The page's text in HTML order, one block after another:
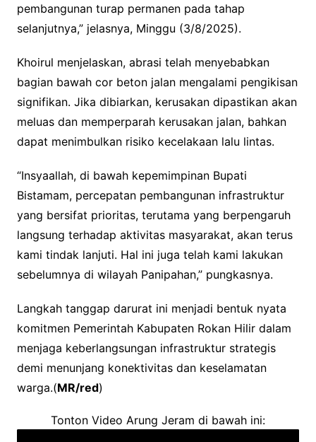
pembangunan turap permanen pada tahap
selanjutnya,” jelasnya, Minggu (3/8/2025).
Khoirul menjelaskan, abrasi telah menyebabkan
bagian bawah cor beton jalan mengalami pengikisan
signifikan. Jika dibiarkan, kerusakan dipastikan akan
meluas dan memperparah kerusakan jalan, bahkan
dapat menimbulkan risiko kecelakaan lalu lintas.
“Insyaallah, di bawah kepemimpinan Bupati
Bistamam, percepatan pembangunan infrastruktur
yang bersifat prioritas, terutama yang berpengaruh
langsung terhadap aktivitas masyarakat, akan terus
kami tindak lanjuti. Hal ini juga telah kami lakukan
sebelumnya di wilayah Panipahan,” pungkasnya.
Langkah tanggap darurat ini menjadi bentuk nyata
komitmen Pemerintah Kabupaten Rokan Hilir dalam
menjaga keberlangsungan infrastruktur strategis
demi menunjang konektivitas dan keselamatan
warga.(MR/red)
Tonton Video Arung Jeram di bawah ini: